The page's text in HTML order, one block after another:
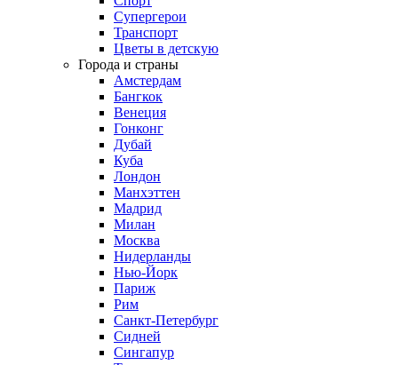
Супергерои
Транспорт
Цветы в детскую
Города и страны
Амстердам
Бангкок
Венеция
Гонконг
Дубай
Куба
Лондон
Манхэттен
Мадрид
Милан
Москва
Нидерланды
Нью-Йорк
Париж
Рим
Санкт-Петербург
Сидней
Сингапур